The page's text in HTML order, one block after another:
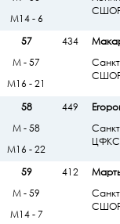
М14 - 6
57
434
СШОР
М - 57
М16 - 21
58
449
М - 58
М16 - 22
59
412
М - 59
М14 - 7